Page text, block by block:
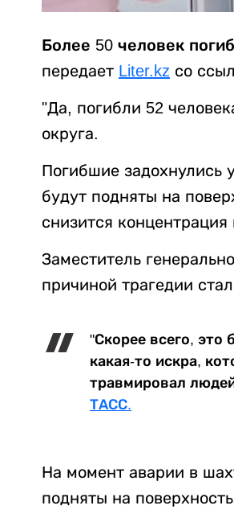
Более 50 человек
передает Liter.kz со
"Да, погибли 52
округа.
Погибшие задохнулись
будут подняты на
снизится концентрация
Заместитель
причиной трагедии
"Скорее всего,
какая-то искра,
травмировал
ТАСС.
На момент аварии в
подняты на